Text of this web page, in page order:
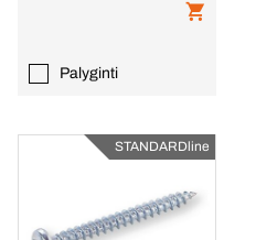
Palyginti
STANDARDline